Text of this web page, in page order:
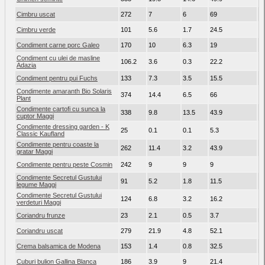
Cimbru uscat 272 7 6 69
Cimbru verde 101 5.6 1.7 24.5
Condiment carne porc Galeo 170 10 6.3 19
Condiment cu ulei de masline
Adazia
106.2 3.6 0.3 22.2
Condiment pentru pui Fuchs 133 7.3 3.5 15.5
Condimente amaranth Bio Solaris
Plant
374 14.4 6.5 66
Condimente cartofi cu sunca la
cuptor Maggi
338 9.8 13.5 43.9
Condimente dressing garden - K
Classic Kaufland
25 0.1 0.1 5.3
Condimente pentru coaste la
gratar Maggi
262 11.4 3.2 43.9
Condimente pentru peste Cosmin 242 9 9 9
Condimente Secretul Gustului
legume Maggi
91 5.2 1.8 11.5
Condimente Secretul Gustului
verdeturi Maggi
124 6.8 3.2 16.2
Coriandru frunze 23 2.1 0.5 3.7
Coriandru uscat 279 21.9 4.8 52.1
Crema balsamica de Modena 153 1.4 0.8 32.5
Cuburi bulion Gallina Blanca 186 3.9 9 21.4